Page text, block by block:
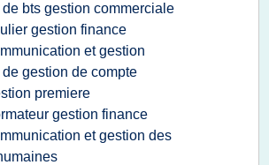
bts gestion commerciale
gestion finance
et gestion
gestion de compte
premiere
gestion finance
et gestion des